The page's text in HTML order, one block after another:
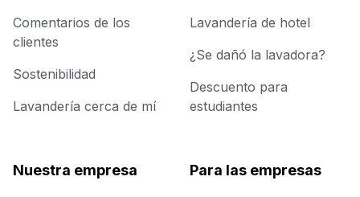
Comentarios de los
clientes
Sostenibilidad
Lavandería cerca de mí
Lavandería de hotel
¿Se dañó la lavadora?
Descuento para
estudiantes
Nuestra empresa Para las empresas